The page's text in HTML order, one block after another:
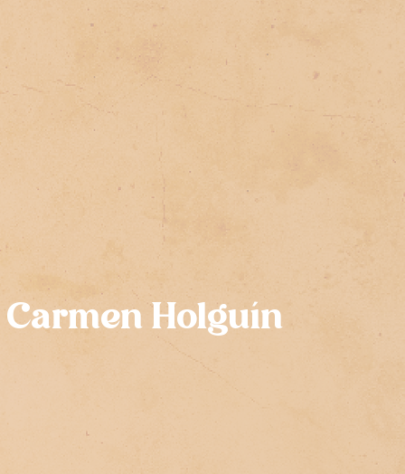
Carmen Holguín